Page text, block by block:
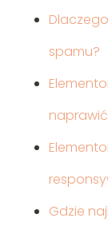
spamu?
Gdzie